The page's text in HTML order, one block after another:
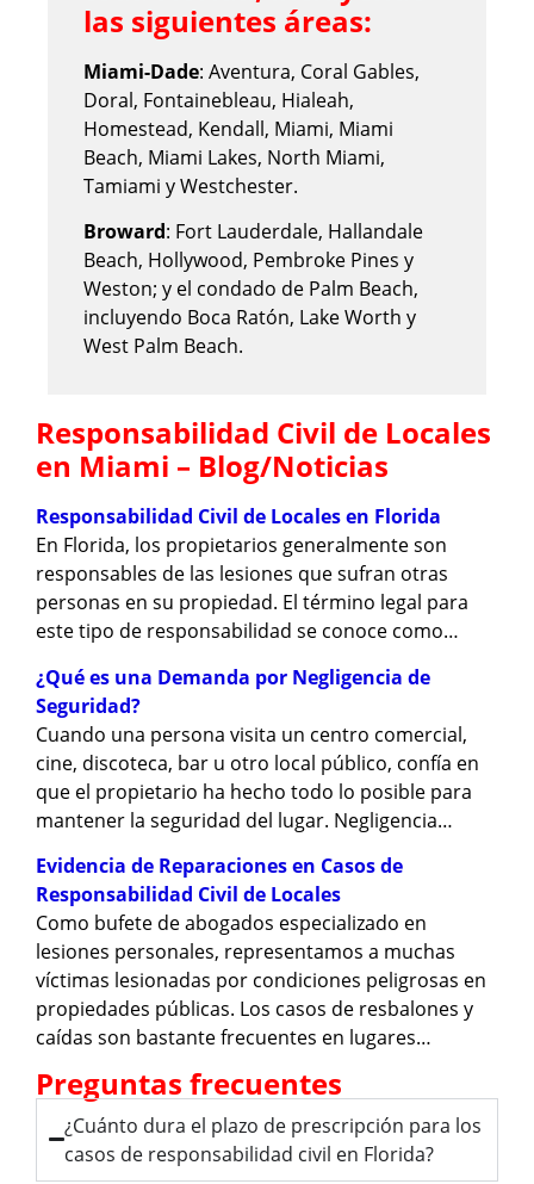
las siguientes áreas:
Miami-Dade: Aventura, Coral Gables,
Doral, Fontainebleau, Hialeah,
Homestead, Kendall, Miami, Miami
Beach, Miami Lakes, North Miami,
Tamiami y Westchester.
Broward: Fort Lauderdale, Hallandale
Beach, Hollywood, Pembroke Pines y
Weston; y el condado de Palm Beach,
incluyendo Boca Ratón, Lake Worth y
West Palm Beach.
Responsabilidad Civil de Locales
en Miami – Blog/Noticias
Responsabilidad Civil de Locales en Florida
En Florida, los propietarios generalmente son
responsables de las lesiones que sufran otras
personas en su propiedad. El término legal para
este tipo de responsabilidad se conoce como…
¿Qué es una Demanda por Negligencia de
Seguridad?
Cuando una persona visita un centro comercial,
cine, discoteca, bar u otro local público, confía en
que el propietario ha hecho todo lo posible para
mantener la seguridad del lugar. Negligencia…
Evidencia de Reparaciones en Casos de
Responsabilidad Civil de Locales
Como bufete de abogados especializado en
lesiones personales, representamos a muchas
víctimas lesionadas por condiciones peligrosas en
propiedades públicas. Los casos de resbalones y
caídas son bastante frecuentes en lugares…
Preguntas frecuentes
¿Cuánto dura el plazo de prescripción para los
casos de responsabilidad civil en Florida?